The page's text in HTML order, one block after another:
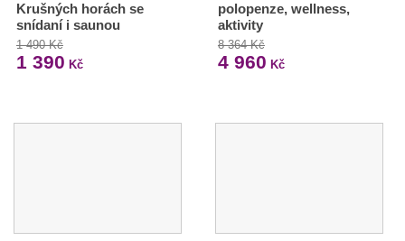
Krušných horách se
snídaní i saunou
1 490 Kč
1 390 Kč
polopenze, wellness,
aktivity
8 364 Kč
4 960 Kč